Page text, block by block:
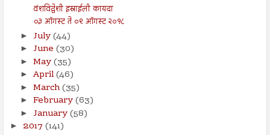
वंशविद्वेशी इस्राईली कायदा
०३ ऑगस्ट ते ०९ ऑगस्ट २०१८
► July(44)
► June (30)
► May(35)
► April(46)
► March(35)
► February(63)
► January(58)
► 2017 (141)